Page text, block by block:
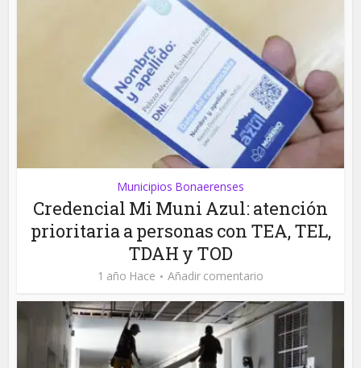
Municipios Bonaerenses
Credencial Mi Muni Azul: atención
prioritaria a personas con TEA, TEL,
TDAH y TOD
1 año Hace Añadir comentario